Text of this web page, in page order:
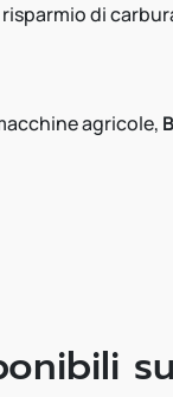
di
agricole,